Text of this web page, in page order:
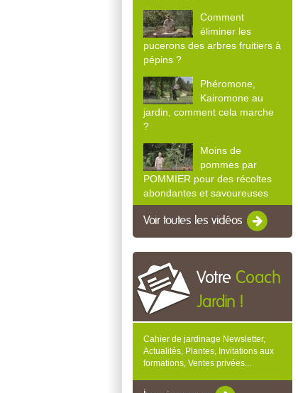
Comment
éliminer les
pucerons des arbres fruitiers à
pépins ?
Phéromone,
Kairomone au
jardin, comment cela marche
?
Moins de
pommes par
POMMIER pour des récoltes
abondantes et savoureuses
Voir toutes les vidéos
Votre Coach
Jardin !
Cahier de jardinage Newsletter,
Actualités, Plantes, Invitations aux
formations, Ventes privées...